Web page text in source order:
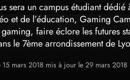
sera un campus étudiant
et de l’éducation, Gaming
faire éclore les futures
le 7ème arrondissement de
15 mars 2018 mis à jour le 29 mars 2018